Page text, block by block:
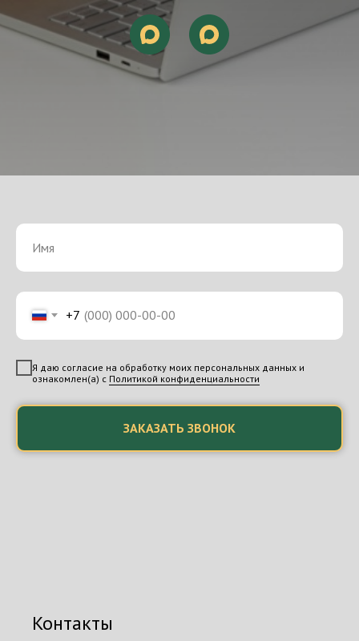
+7
Я даю согласие на обработку моих персональных данных и
ознакомлен(а) с Политикой конфиденциальности
ЗАКАЗАТЬ ЗВОНОК
Контакты